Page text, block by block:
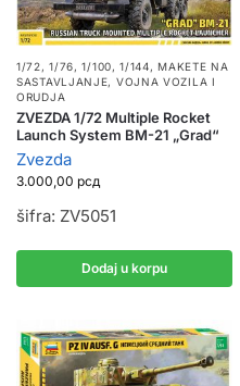
1/72, 1/76, 1/100, 1/144,MAKETE NA
SASTAVLJANJE, VOJNA VOZILA I
ORUDJA
ZVEZDA 1/72 Multiple Rocket
Launch System BM-21 „Grad“
Zvezda
3.000,00 рсд
šifra: ZV5051
Dodaj u korpu